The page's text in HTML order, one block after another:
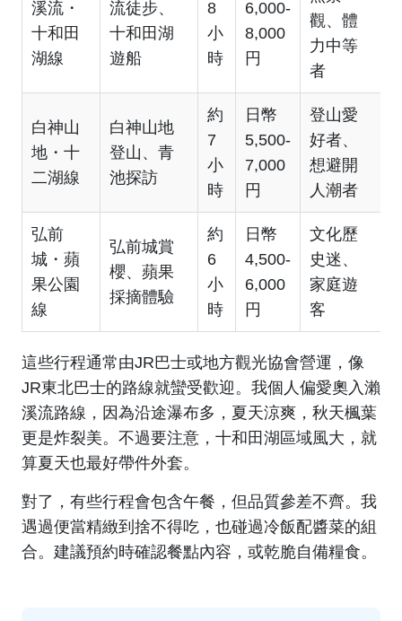
溪流・
十和田
湖線
流徒步、
十和田湖
遊船
8
小
時
6,000-
8,000
円
觀、體
力中等
者
白神山
地・十
二湖線
白神山地
登山、青
池探訪
約
7
小
時
日幣
5,500-
7,000
円
登山愛
好者、
想避開
人潮者
弘前
城・蘋
果公園
線
弘前城賞
櫻、蘋果
採摘體驗
約
6
小
時
日幣
4,500-
6,000
円
文化歷
史迷、
家庭遊
客
這些行程通常由JR巴士或地方觀光協會營運，像
JR東北巴士的路線就蠻受歡迎。我個人偏愛奧入瀨
溪流路線，因為沿途瀑布多，夏天涼爽，秋天楓葉
更是炸裂美。不過要注意，十和田湖區域風大，就
算夏天也最好帶件外套。
對了，有些行程會包含午餐，但品質參差不齊。我
遇過便當精緻到捨不得吃，也碰過冷飯配醬菜的組
合。建議預約時確認餐點內容，或乾脆自備糧食。